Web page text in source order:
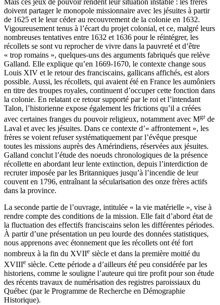
Mais ces jeux de pouvoir rendent leur situation instable : les frères
doivent partager le monopole missionnaire avec les jésuites à partir
de 1625 et le leur céder au recouvrement de la colonie en 1632.
Vigoureusement tenus à l’écart du projet colonial, et ce, malgré leurs
nombreuses tentatives entre 1632 et 1636 pour le réintégrer, les
récollets se sont vu reprocher de vivre dans la pauvreté et d’être
« trop romains », quelques-uns des arguments fabriqués que relève
Galland. Elle explique qu’en 1669-1670, le contexte change sous
Louis XIV et le retour des franciscains, gallicans affichés, est alors
possible. Aussi, les récollets, qui avaient été en France les aumôniers
en titre des troupes royales, continuent d’occuper cette fonction dans
la colonie. En relatant ce retour supporté par le roi et l’intendant
Talon, l’historienne expose également les frictions qu’il a créées
avec certaines franges du pouvoir religieux, notamment avec Mgrde
Laval et avec les jésuites. Dans ce contexte d’« affrontement », les
frères se voient refuser systématiquement par l’évêque presque
toutes les missions auprès des Amérindiens, réservées aux jésuites.
Galland conclut l’étude des noeuds chronologiques de la présence
récollette en abordant leur lente extinction, depuis l’interdiction de
recruter imposée par les Britanniques jusqu’à l’incendie de leur
couvent en 1796, entraînant la sécularisation des onze frères actifs
dans la province.
La seconde partie de l’ouvrage, intitulée « la vie matérielle », vise à
rendre compte des conditions de la mission. Elle fait d’abord état de
la fluctuation des effectifs franciscains selon les différentes périodes.
À partir d’une présentation un peu lourde des données statistiques,
nous apprenons avec étonnement que les récollets ont été fort
nombreux à la fin du XVIIe siècle et dans la première moitié du
XVIIIe siècle. Cette période a d’ailleurs été peu considérée par les
historiens, comme le souligne l’auteure qui tire profit pour son étude
des récents travaux de numérisation des registres paroissiaux du
Québec (par le Programme de Recherche en Démographie
Historique).